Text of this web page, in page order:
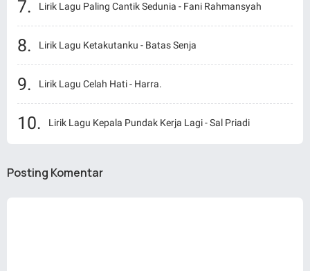
Lirik Lagu Paling Cantik Sedunia - Fani Rahmansyah
Lirik Lagu Ketakutanku - Batas Senja
Lirik Lagu Celah Hati - Harra.
Lirik Lagu Kepala Pundak Kerja Lagi - Sal Priadi
Posting Komentar